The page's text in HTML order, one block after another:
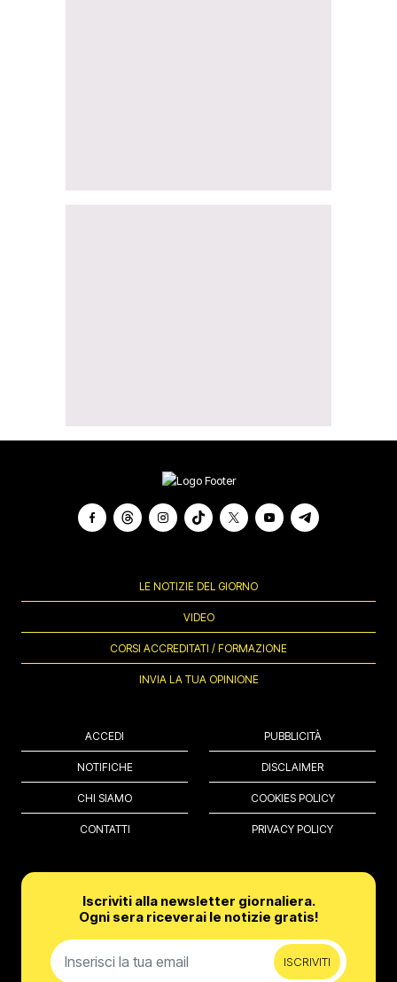
LE NOTIZIE DEL GIORNO
VIDEO
CORSI ACCREDITATI / FORMAZIONE
INVIA LA TUA OPINIONE
ACCEDI
NOTIFICHE
CHI SIAMO
CONTATTI
PUBBLICITÀ
DISCLAIMER
COOKIES POLICY
PRIVACY POLICY
Iscriviti alla newsletter giornaliera.
Ogni sera riceverai le notizie gratis!
ISCRIVITI